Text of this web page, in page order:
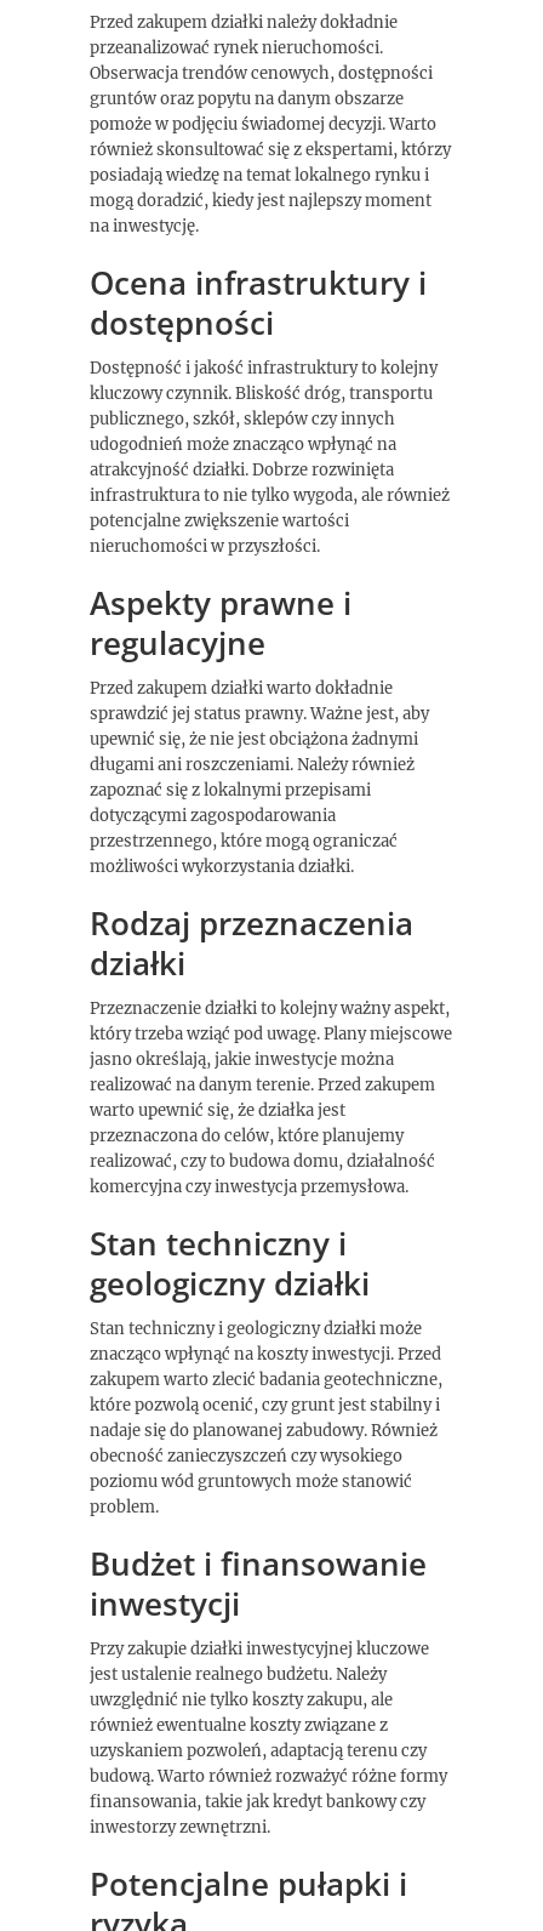
Przed zakupem działki należy dokładnie
przeanalizować rynek nieruchomości.
Obserwacja trendów cenowych, dostępności
gruntów oraz popytu na danym obszarze
pomoże w podjęciu świadomej decyzji. Warto
również skonsultować się z ekspertami, którzy
posiadają wiedzę na temat lokalnego rynku i
mogą doradzić, kiedy jest najlepszy moment
na inwestycję.
Ocena infrastruktury i
dostępności
Dostępność i jakość infrastruktury to kolejny
kluczowy czynnik. Bliskość dróg, transportu
publicznego, szkół, sklepów czy innych
udogodnień może znacząco wpłynąć na
atrakcyjność działki. Dobrze rozwinięta
infrastruktura to nie tylko wygoda, ale również
potencjalne zwiększenie wartości
nieruchomości w przyszłości.
Aspekty prawne i
regulacyjne
Przed zakupem działki warto dokładnie
sprawdzić jej status prawny. Ważne jest, aby
upewnić się, że nie jest obciążona żadnymi
długami ani roszczeniami. Należy również
zapoznać się z lokalnymi przepisami
dotyczącymi zagospodarowania
przestrzennego, które mogą ograniczać
możliwości wykorzystania działki.
Rodzaj przeznaczenia
działki
Przeznaczenie działki to kolejny ważny aspekt,
który trzeba wziąć pod uwagę. Plany miejscowe
jasno określają, jakie inwestycje można
realizować na danym terenie. Przed zakupem
warto upewnić się, że działka jest
przeznaczona do celów, które planujemy
realizować, czy to budowa domu, działalność
komercyjna czy inwestycja przemysłowa.
Stan techniczny i
geologiczny działki
Stan techniczny i geologiczny działki może
znacząco wpłynąć na koszty inwestycji. Przed
zakupem warto zlecić badania geotechniczne,
które pozwolą ocenić, czy grunt jest stabilny i
nadaje się do planowanej zabudowy. Również
obecność zanieczyszczeń czy wysokiego
poziomu wód gruntowych może stanowić
problem.
Budżet i finansowanie
inwestycji
Przy zakupie działki inwestycyjnej kluczowe
jest ustalenie realnego budżetu. Należy
uwzględnić nie tylko koszty zakupu, ale
również ewentualne koszty związane z
uzyskaniem pozwoleń, adaptacją terenu czy
budową. Warto również rozważyć różne formy
finansowania, takie jak kredyt bankowy czy
inwestorzy zewnętrzni.
Potencjalne pułapki i